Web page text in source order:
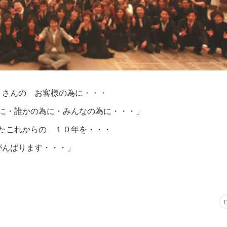
んの お客様の為に・・・
誰かの為に・みんなの為に・・・」
これからの １０年を・・・
ばります・・・」